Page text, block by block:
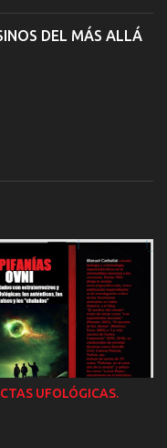
DEL MÁS ALLÁ
UFOLÓGICAS.